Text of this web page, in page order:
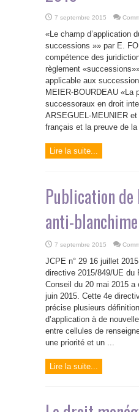
7 septembre 2015
«Le champ d’application
successions »» par E.
compétence des
règlement
applicable aux
MEIER-BOURDEAU «La
successoraux en droit
ARSEGUEL-MEUNIER
français et la preuve de la
Lire la suite...
Publication
anti-
7 septembre 2015
JCPE n° 29 16 juillet
directive 2015/849/UE du
Conseil du 20 mai 2015
juin 2015. Cette 4e
précise plusieurs
d’application à de
entre cellules de
une priorité et un ...
Lire la suite...